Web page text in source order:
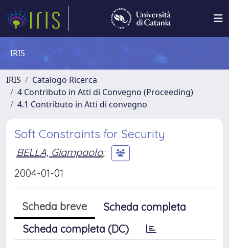
IRIS
IRIS
Catalogo Ricerca
4 Contributo in Atti di Convegno (Proceeding)
4.1 Contributo in Atti di convegno
Soft Constraints for Security
BELLA, Giampaolo;
2004-01-01
Scheda breve
Scheda completa
Scheda completa (DC)